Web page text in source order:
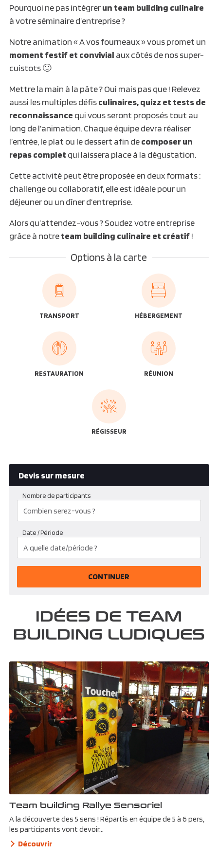
Pourquoi ne pas intégrerun team building culinaire
à votre séminaire d’entreprise ?
Notre animation « A vos fourneaux » vous promet un
moment festif et convivial aux côtés de nos super-
cuistots 🙂
Mettre la main à la pâte ? Oui mais pas que ! Relevez
aussi les multiples défisculinaires, quizz et tests de
reconnaissance qui vous seront proposés tout au
long de l’animation. Chaque équipe devra réaliser
l’entrée, le plat ou le dessert afin decomposer un
repas complet qui laissera place à la dégustation.
Cette activité peut être proposée en deux formats :
challenge ou collaboratif, elle est idéale pour un
déjeuner ou un dîner d’entreprise.
Alors qu’attendez-vous ? Soudez votre entreprise
grâce à notreteam building culinaire et créatif!
Options à la carte
TRANSPORT HÉBERGEMENT
RESTAURATION RÉUNION
RÉGISSEUR
Devis sur mesure
Nombre de participants
Date / Période
CONTINUER
IDÉES DE TEAM
BUILDING LUDIQUES
Team building Rallye Sensoriel
A la découverte des 5 sens ! Répartis en équipe de 5 à 6 pers,
les participants vont devoir...
Découvrir